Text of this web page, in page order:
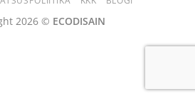
2026 © ECODISAIN